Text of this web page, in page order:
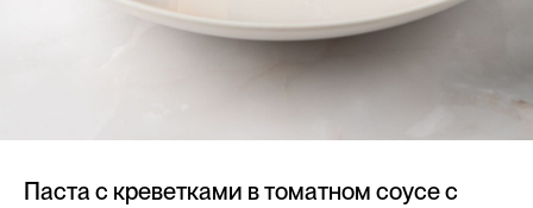
Паста с креветками в томатном соусе с